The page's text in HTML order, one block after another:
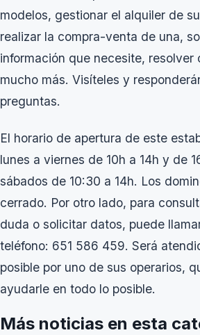
modelos, gestionar el alquiler de
realizar la compra-venta de una,
información que necesite, resolver
mucho más. Visíteles y
preguntas.
El horario de apertura de este
lunes a viernes de 10h a 14h y de
sábados de 10:30 a 14h. Los
cerrado. Por otro lado, para
duda o solicitar datos, puede
teléfono: 651 586 459. Será
posible por uno de sus operarios,
ayudarle en todo lo posible.
Más noticias en esta